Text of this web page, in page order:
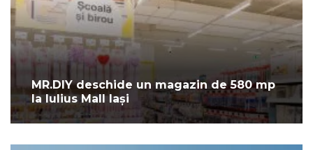
MR.DIY deschide un magazin de 580 mp
la Iulius Mall Iași